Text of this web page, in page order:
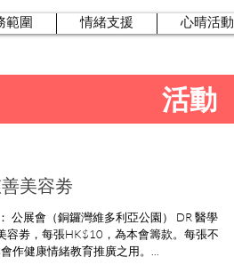
範圍 情緒支援 心晴活動
活動
善美容劵
容劵，每張HK$10，為本會籌款。每張不
作健康情緒教育推廣之用。...